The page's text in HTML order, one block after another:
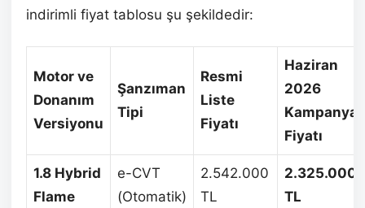
indirimli fiyat tablosu şu şekildedir:
Motor ve
Donanım
Versiyonu
Şanzıman
Tipi
Resmi
Liste
Fiyatı
Haziran
2026
Kampanyalı
Fiyatı
1.8 Hybrid
Flame
e-CVT
(Otomatik)
2.542.000
TL
2.325.000
TL